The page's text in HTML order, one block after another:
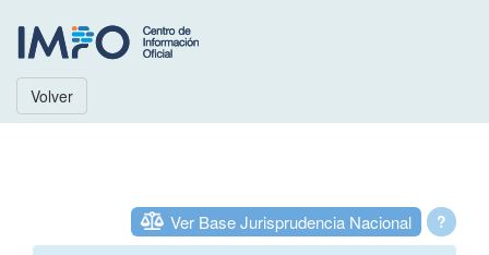
Volver
?
Ver Base Jurisprudencia Nacional